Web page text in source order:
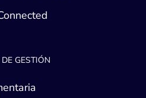
GESTIÓN